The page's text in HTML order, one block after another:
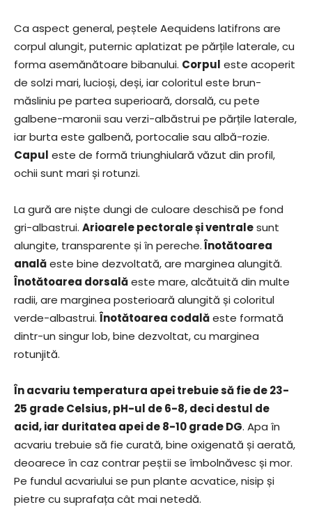
Ca aspect general, peștele Aequidens latifrons are
corpul alungit, puternic aplatizat pe părțile laterale, cu
forma asemănătoare bibanului. Corpul este acoperit
de solzi mari, lucioși, deși, iar coloritul este brun-
măsliniu pe partea superioară, dorsală, cu pete
galbene-maronii sau verzi-albăstrui pe părțile laterale,
iar burta este galbenă, portocalie sau albă-rozie.
Capul este de formă triunghiulară văzut din profil,
ochii sunt mari și rotunzi.
La gură are niște dungi de culoare deschisă pe fond
gri-albastrui. Arioarele pectorale și ventralesunt
alungite, transparente și în pereche.Înotătoarea
analăeste bine dezvoltată, are marginea alungită.
Înotătoarea dorsalăeste mare, alcătuită din multe
radii, are marginea posterioară alungită și coloritul
verde-albastrui. Înotătoarea codalăeste formată
dintr-un singur lob, bine dezvoltat, cu marginea
rotunjită.
În acvariu temperatura apei trebuie să fie de 23-
25 grade Celsius, pH-ul de 6-8, deci destul de
acid, iar duritatea apei de 8-10 grade DG. Apa în
acvariu trebuie să fie curată, bine oxigenată și aerată,
deoarece în caz contrar peștii se îmbolnăvesc și mor.
Pe fundul acvariului se pun plante acvatice, nisip și
pietre cu suprafața cât mai netedă.